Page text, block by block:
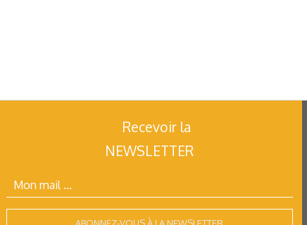
Recevoir la
NEWSLETTER